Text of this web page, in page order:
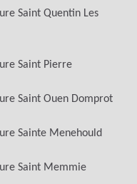
Saint Quentin Les
Saint Pierre
Saint Ouen Domprot
Sainte Menehould
Saint Memmie